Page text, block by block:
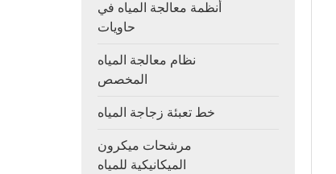
أنظمة معالجة المياه في
حاويات
نظام معالجة المياه
المخصص
خط تعبئة زجاجة المياه
مرشحات ميكرون
الميكانيكية للمياه